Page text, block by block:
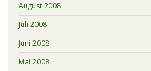
August 2008
Juli 2008
Juni 2008
Mai 2008